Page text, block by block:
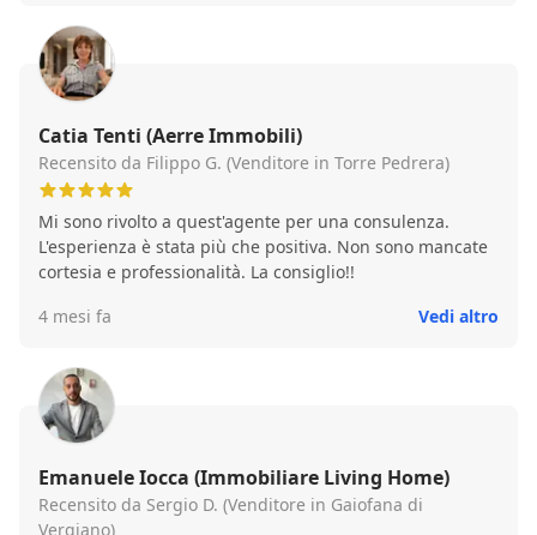
lui!!
Catia Tenti (Aerre Immobili)
Recensito da Filippo G. (Venditore in Torre Pedrera)
Mi sono rivolto a quest'agente per una consulenza.
L'esperienza è stata più che positiva. Non sono mancate
cortesia e professionalità. La consiglio!!
4 mesi fa
Vedi altro
Emanuele Iocca (Immobiliare Living Home)
Recensito da Sergio D. (Venditore in Gaiofana di
Vergiano)